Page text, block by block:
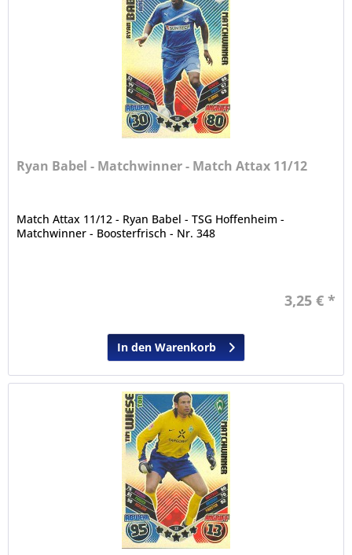
Ryan Babel - Matchwinner - Match Attax 11/12
Match Attax 11/12 - Ryan Babel - TSG Hoffenheim -
Matchwinner - Boosterfrisch - Nr. 348
3,25 € *
In den Warenkorb